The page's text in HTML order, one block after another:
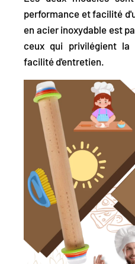
performance et facilité
en acier inoxydable est
ceux qui privilégient
facilité d'entretien.